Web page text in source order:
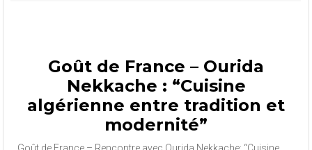
Goût de France – Ourida
Nekkache : “Cuisine
algérienne entre tradition et
modernité”
Goût de France – Rencontre avec Ourida Nekkache: “Cuisine